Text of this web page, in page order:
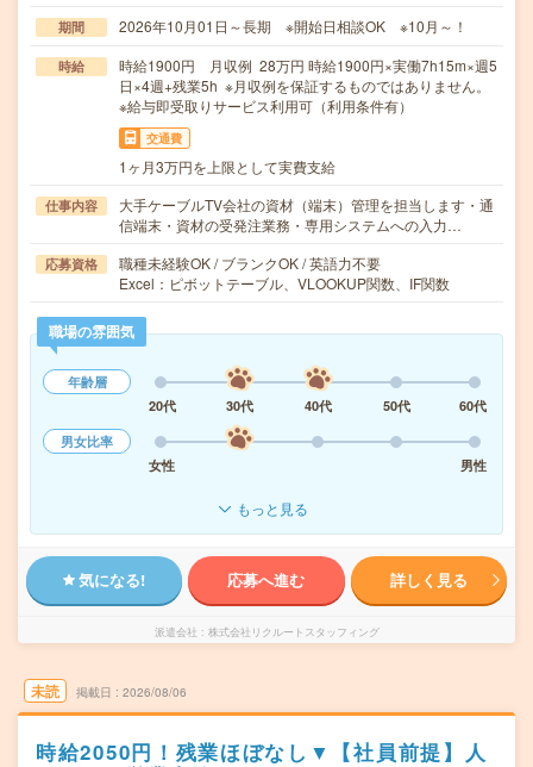
期間 2026年10月01日～長期 ※開始日相談OK ※10月～！
時給
時給1900円 月収例 28万円 時給1900円×実働7h15m×週5
日×4週+残業5h ※月収例を保証するものではありません。
※給与即受取りサービス利用可（利用条件有）
交通費
1ヶ月3万円を上限として実費支給
仕事内容
大手ケーブルTV会社の資材（端末）管理を担当します・通
信端末・資材の受発注業務・専用システムへの入力…
応募資格
職種未経験OK / ブランクOK / 英語力不要
Excel：ピボットテーブル、VLOOKUP関数、IF関数
職場の雰囲気
年齢層
20代
30代 40代 50代
60代
男女比率
女性
男性
もっと見る
気になる! 応募へ進む 詳しく見る
派遣会社 株式会社リクルートスタッフィング
未読 掲載日 2026/08/06
時給2050円！残業ほぼなし▼【社員前提】人